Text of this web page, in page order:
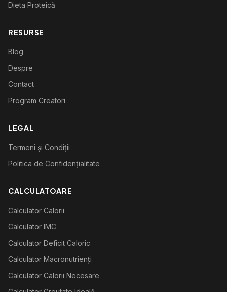
Dieta Proteică
RESURSE
Blog
Despre
Contact
Program Creatori
LEGAL
Termeni și Condiții
Politica de Confidențialitate
CALCULATOARE
Calculator Calorii
Calculator IMC
Calculator Deficit Caloric
Calculator Macronutrienți
Calculator Calorii Necesare